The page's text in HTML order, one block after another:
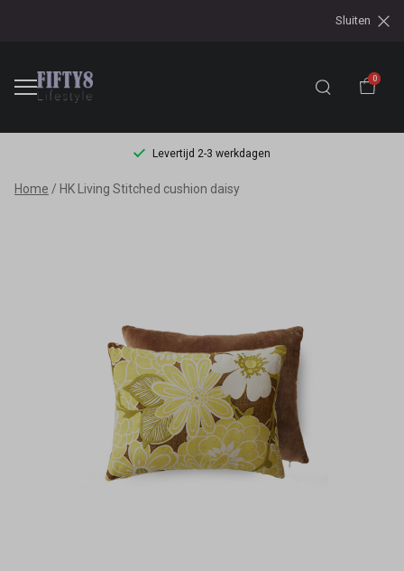
Sluiten
0
Levertijd 2-3 werkdagen
HK
Home HK Living Stitched cushion daisy